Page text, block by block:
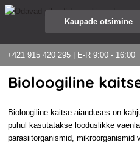
+421 915 420 295 | E-R 9:00 - 16:00
Bioloogiline
Bioloogiline kaitse aianduses on
puhul kasutatakse looduslikke
parasiitorganismid,